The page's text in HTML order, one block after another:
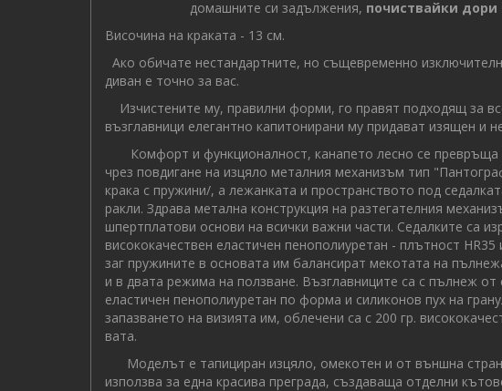
домашните си задължения, почиствайки дори
Височина на краката - 13 см.
Ако обичате нестандартните, но същевременно
диван е точно за вас.
Изчистените му, правилни форми, го правят подходящ за
възглавници елегантно капитонирани му придават изящен и
Комфорт и функционалност, канапето лесно се превръща
чрез повдигане на изцяло металния механизъм тип
крака с пружини/, а лежанката и пространството под
ракли. Здрава метална конструкция на разтегателния
шпертплатови основи на всички важни части. Седалките са
висококачествен еластичен пенополиуретан - плътност HR35
заг пружините в основата им балансират мекотата на
и в двата режима на ползване. Възглавниците са с пълнеж от
еластичен пенополиуретан по форма и силиконов пух на
запазването на визията им, облечени са с 200 гр.
вата.
Моделът е тапициран изцяло, омекотен и от външна
използва за една красива преграда, създаваща отделни